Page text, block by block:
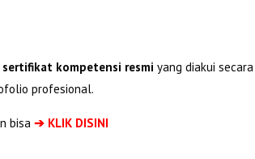
sertifikat kompetensi resmi yang diakui secara
profesional.
bisa ➔ KLIK DISINI